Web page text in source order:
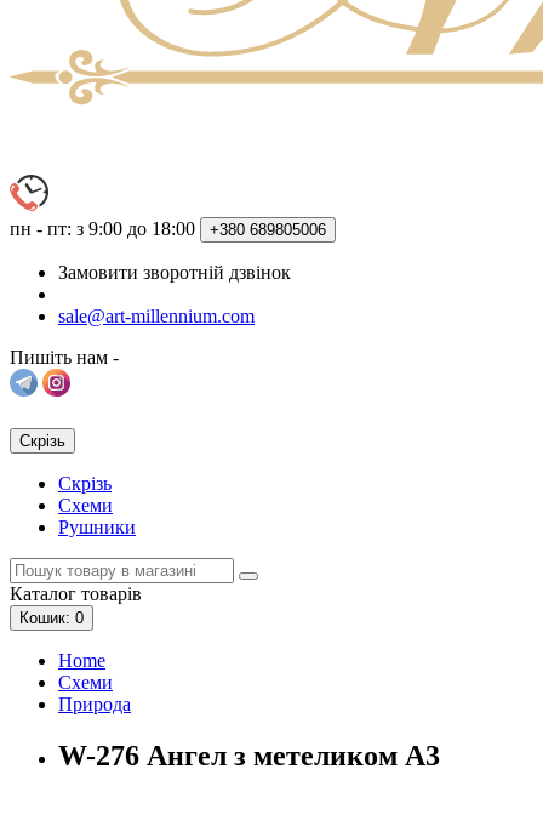
пн - пт: з 9:00 до 18:00 +380 689805006
Замовити зворотній дзвінок
sale@art-millennium.com
Пишіть нам -
Скрізь
Скрізь
Схеми
Рушники
Каталог товарів
Кошик: 0
Home
Схеми
Природа
W-276 Ангел з метеликом А3